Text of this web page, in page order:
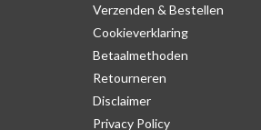
Verzenden & Bestellen
Cookieverklaring
Betaalmethoden
Retourneren
Disclaimer
Privacy Policy